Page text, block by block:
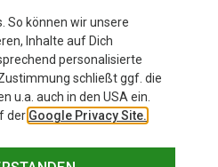
So können wir unsere
Inhalte auf Dich
personalisierte
schließt ggf. die
u.a. auch in den USA ein.
der Google Privacy Site.